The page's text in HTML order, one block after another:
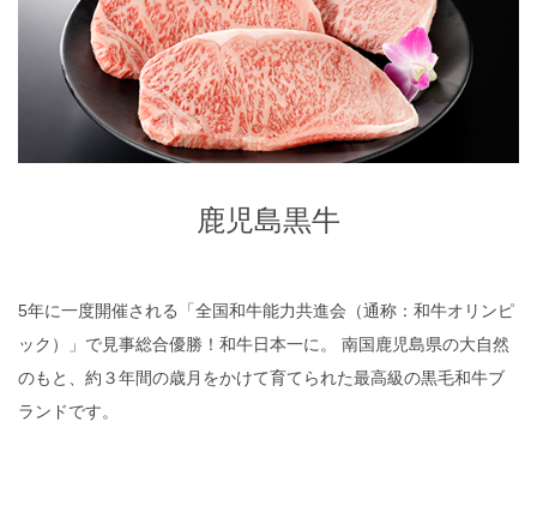
鹿児島黒牛
5年に一度開催される「全国和牛能力共進会（通称：和牛オリンピ
ック）」で見事総合優勝！和牛日本一に。 南国鹿児島県の大自然
のもと、約３年間の歳月をかけて育てられた最高級の黒毛和牛ブ
ランドです。